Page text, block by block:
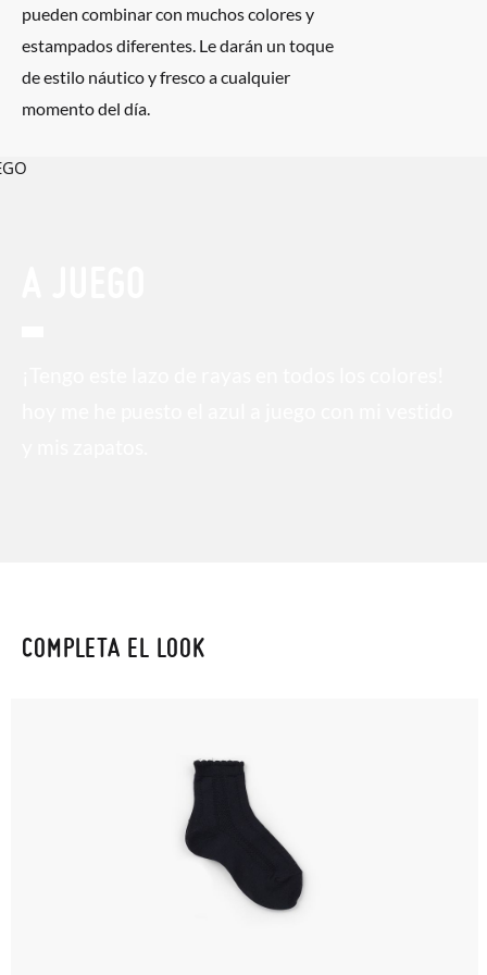
elijas, y si cuando te lleguen no te valen, sólo tienes que entrar
en la sección Cambios & Devolucionesde nuestra web para
enviarnos la petición de cambio. Nuestro equipo Atención al
Cliente se encargará de todo: te mandaremos otra talla y te
pueden combinar con muchos colores y
estampados diferentes. Le darán un toque
de estilo náutico y fresco a cualquier
momento del día.
COMPLETA EL LOOK